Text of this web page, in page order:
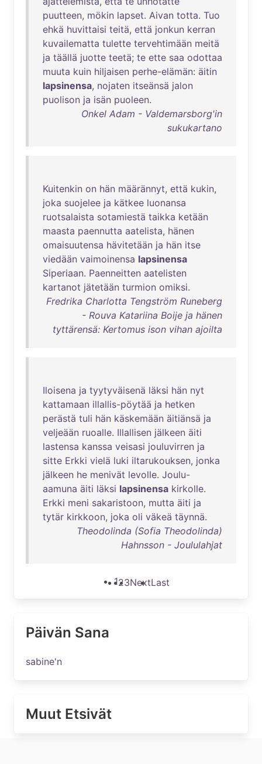
puutteen, mökin lapset. Aivan totta. Tuo
ehkä huvittaisi teitä, että jonkun kerran
kuvailematta tulette tervehtimään meitä
ja täällä juotte teetä; te ette saa odottaa
muuta kuin hiljaisen perhe-elämän: äitin
lapsinensa, nojaten itseänsä jalon
puolison ja isän puoleen.
Onkel Adam - Valdemarsborg'in
sukukartano
Kuitenkin on hän määrännyt, että kukin,
joka suojelee ja kätkee luonansa
ruotsalaista sotamiestä taikka ketään
maasta paennutta aatelista, hänen
omaisuutensa hävitetään ja hän itse
viedään vaimoinensa lapsinensa
Siperiaan. Paenneitten aatelisten
kartanot jätetään turmion omiksi.
Fredrika Charlotta Tengström Runeberg
- Rouva Katariina Boije ja hänen
tyttärensä: Kertomus ison vihan ajoilta
Iloisena ja tyytyväisenä läksi hän nyt
kattamaan illallis-pöytää ja hetken
perästä tuli hän käskemään äitiänsä ja
veljeään ruoalle. Illallisen jälkeen äiti
lastensa kanssa veisasi jouluvirren ja
sitte Erkki vielä luki iltarukouksen, jonka
jälkeen he menivät levolle. Joulu-
aamuna äiti läksi lapsinensa kirkolle.
Erkki meni sakaristoon, mutta äiti ja
tytär kirkkoon, joka oli väkeä täynnä.
Theodolinda (Sofia Theodolinda)
Hahnsson - Joululahjat
123NextLast
Päivän Sana
sabine'n
Muut Etsivät